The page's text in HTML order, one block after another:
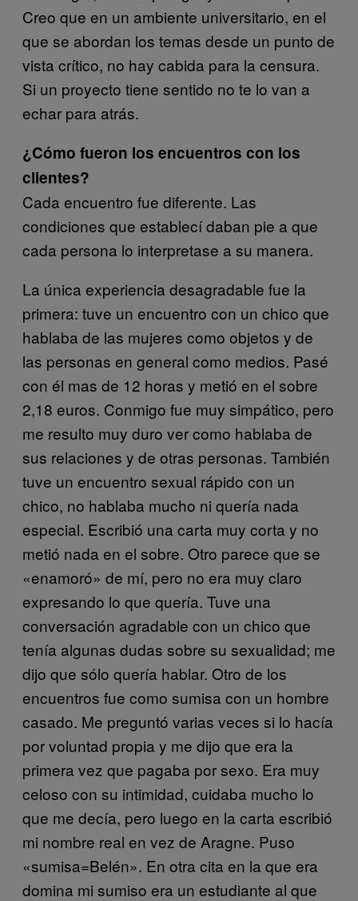
Creo que en un ambiente universitario, en el
que se abordan los temas desde un punto de
vista crítico, no hay cabida para la censura.
Si un proyecto tiene sentido no te lo van a
echar para atrás.
¿Cómo fueron los encuentros con los
clientes?
Cada encuentro fue diferente. Las
condiciones que establecí daban pie a que
cada persona lo interpretase a su manera.
La única experiencia desagradable fue la
primera: tuve un encuentro con un chico que
hablaba de las mujeres como objetos y de
las personas en general como medios. Pasé
con él mas de 12 horas y metió en el sobre
2,18 euros. Conmigo fue muy simpático, pero
me resulto muy duro ver como hablaba de
sus relaciones y de otras personas. También
tuve un encuentro sexual rápido con un
chico, no hablaba mucho ni quería nada
especial. Escribió una carta muy corta y no
metió nada en el sobre. Otro parece que se
«enamoró» de mí, pero no era muy claro
expresando lo que quería. Tuve una
conversación agradable con un chico que
tenía algunas dudas sobre su sexualidad; me
dijo que sólo quería hablar. Otro de los
encuentros fue como sumisa con un hombre
casado. Me preguntó varias veces si lo hacía
por voluntad propia y me dijo que era la
primera vez que pagaba por sexo. Era muy
celoso con su intimidad, cuidaba mucho lo
que me decía, pero luego en la carta escribió
mi nombre real en vez de Aragne. Puso
«sumisa=Belén». En otra cita en la que era
domina mi sumiso era un estudiante al que